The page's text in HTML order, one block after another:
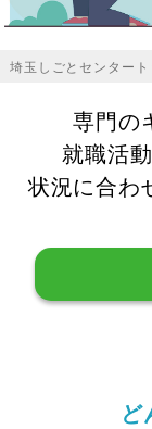
埼玉しごとセンター
専門の
就職活
状況に合わ
ど